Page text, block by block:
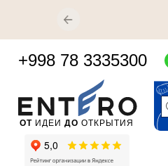
ОТ ИДЕИ ДО ОТКРЫТИЯ
+998 78 3335300